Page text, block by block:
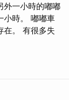
外一小時的嘟嘟
小時。 嘟嘟車
在。 有很多失